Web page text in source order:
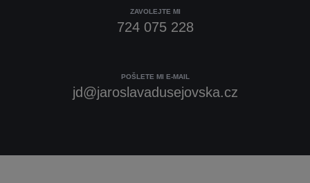
ZAVOLEJTE MI
724 075 228
POŠLETE MI E-MAIL
jd@jaroslavadusejovska.cz